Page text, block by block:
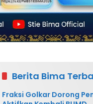
Berita Bima
Fraksi Golkar Dorong